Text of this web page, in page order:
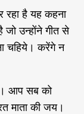
रहा है यह कहना
जो उन्होंने गीत से
चहिये। करेंगे न
आप सब को
माता की जय।